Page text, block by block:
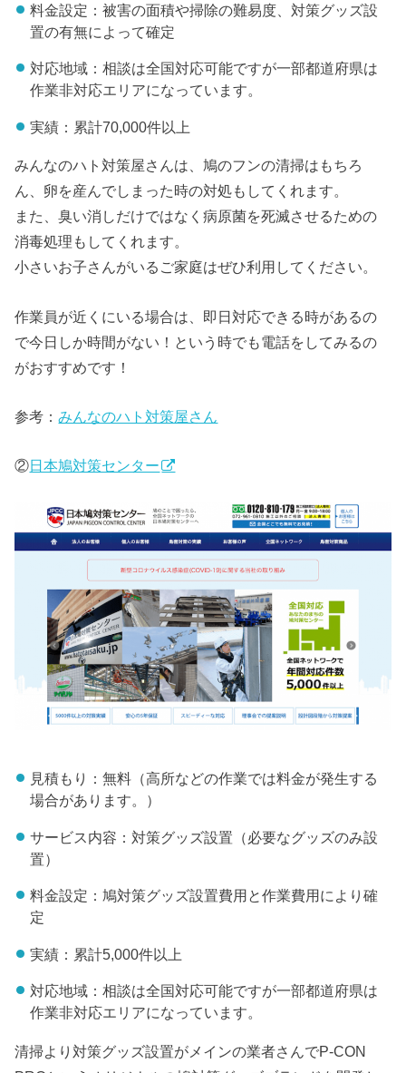
料金設定：被害の面積や掃除の難易度、対策グッズ設
置の有無によって確定
対応地域：相談は全国対応可能ですが一部都道府県は
作業非対応エリアになっています。
実績：累計70,000件以上
みんなのハト対策屋さんは、鳩のフンの清掃はもちろ
ん、卵を産んでしまった時の対処もしてくれます。
また、臭い消しだけではなく病原菌を死滅させるための
消毒処理もしてくれます。
小さいお子さんがいるご家庭はぜひ利用してください。
作業員が近くにいる場合は、即日対応できる時があるの
で今日しか時間がない！という時でも電話をしてみるの
がおすすめです！
参考：みんなのハト対策屋さん
②日本鳩対策センター
見積もり：無料（高所などの作業では料金が発生する
場合があります。）
サービス内容：対策グッズ設置（必要なグッズのみ設
置）
料金設定：鳩対策グッズ設置費用と作業費用により確
定
実績：累計5,000件以上
対応地域：相談は全国対応可能ですが一部都道府県は
作業非対応エリアになっています。
清掃より対策グッズ設置がメインの業者さんでP-CON